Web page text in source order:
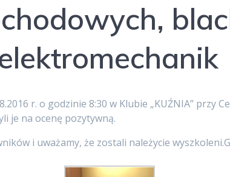
r. o godzinie 8:30 w Klubie „KUŹNIA” przy
je na ocenę pozytywną.
i uważamy, że zostali należycie